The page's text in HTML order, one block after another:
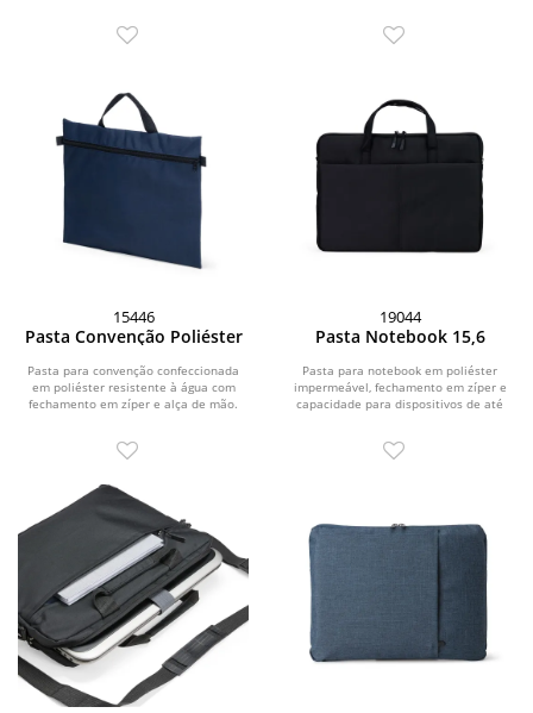
15446
Pasta Convenção Poliéster
Pasta para convenção confeccionada
em poliéster resistente à água com
fechamento em zíper e alça de mão.
19044
Pasta Notebook 15,6
Pasta para notebook em poliéster
impermeável, fechamento em zíper e
capacidade para dispositivos de até